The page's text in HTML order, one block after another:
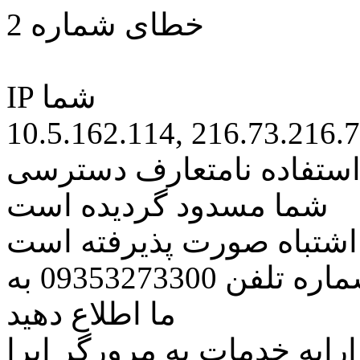
خطای شماره 2
IP شما
10.5.162.114,
نامتعارف دسترسی
شما مسدود گردیده است
اشتباه صورت پذیرفته است
مراتب این مسئله را از طریق شماره تلفن 09353273300 به
ما اطلاع دهید
خدمات به مرورگر اپرا